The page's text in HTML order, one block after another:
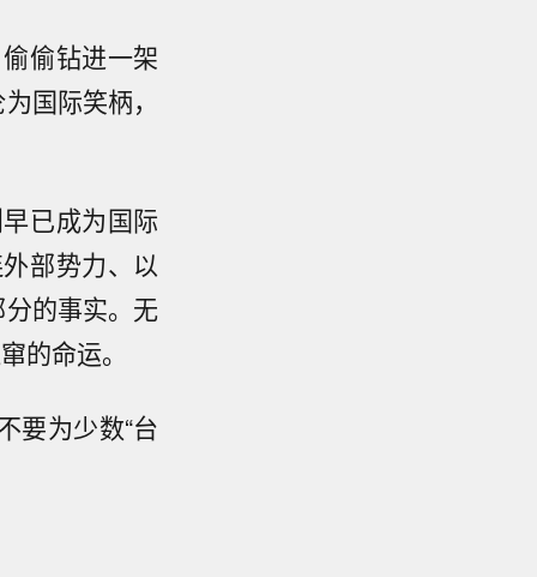
偷钻进一架
国际笑柄，
已成为国际
部势力、以
的事实。无
的命运。
要为少数“台